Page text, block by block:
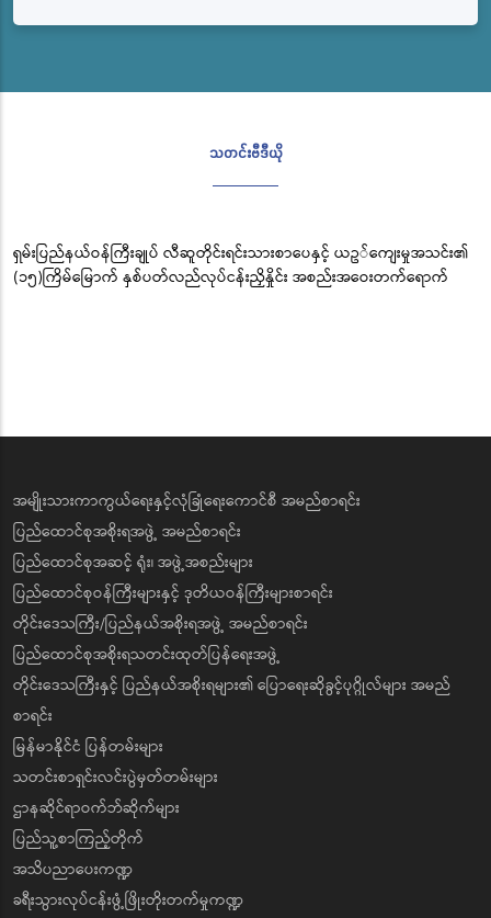
သတင်းဗီဒီယို
ရှမ်းပြည်နယ်ဝန်ကြီးချုပ် လီဆူတိုင်းရင်းသားစာပေနှင့် ယဥ်ကျေးမှုအသင်း၏
(၁၅)ကြိမ်မြောက် နှစ်ပတ်လည်လုပ်ငန်းညှိနှိုင်း အစည်းအဝေးတက်ရောက်
အမျိုးသားကာကွယ်ရေးနှင့်လုံခြုံရေးကောင်စီ အမည်စာရင်း
ပြည်ထောင်စုအစိုးရအဖွဲ့ အမည်စာရင်း
ပြည်ထောင်စုအဆင့် ရုံး၊ အဖွဲ့အစည်းများ
ပြည်ထောင်စုဝန်ကြီးများနှင့် ဒုတိယဝန်ကြီးများစာရင်း
တိုင်းဒေသကြီး/ပြည်နယ်အစိုးရအဖွဲ့ အမည်စာရင်း
ပြည်ထောင်စုအစိုးရသတင်းထုတ်ပြန်ရေးအဖွဲ့
တိုင်းဒေသကြီးနှင့် ပြည်နယ်အစိုးရများ၏ ပြောရေးဆိုခွင့်ပုဂ္ဂိုလ်များ အမည်
စာရင်း
မြန်မာနိုင်ငံ ပြန်တမ်းများ
သတင်းစာရှင်းလင်းပွဲမှတ်တမ်းများ
ဌာနဆိုင်ရာဝက်ဘ်ဆိုက်များ
ပြည်သူ့စာကြည့်တိုက်
အသိပညာပေးကဏ္ဍ
ခရီးသွားလုပ်ငန်းဖွံ့ဖြိုးတိုးတက်မှုကဏ္ဍ